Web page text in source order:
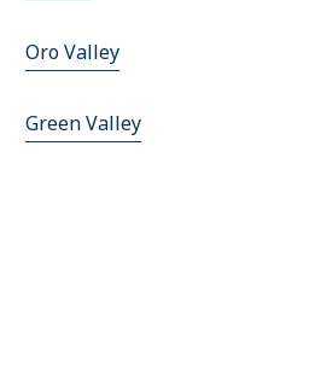
Oro Valley
Green Valley